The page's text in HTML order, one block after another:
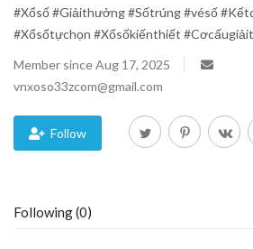
Sitemap
News
Business
#Xổsố #Giảithưởng #Sốtrúng #vésố
#Xổsốtựchọn #Xổsốkiếnthiết
Member since Aug 17, 2025
vnxoso33zcom@gmail.com
Follow
Following (0)